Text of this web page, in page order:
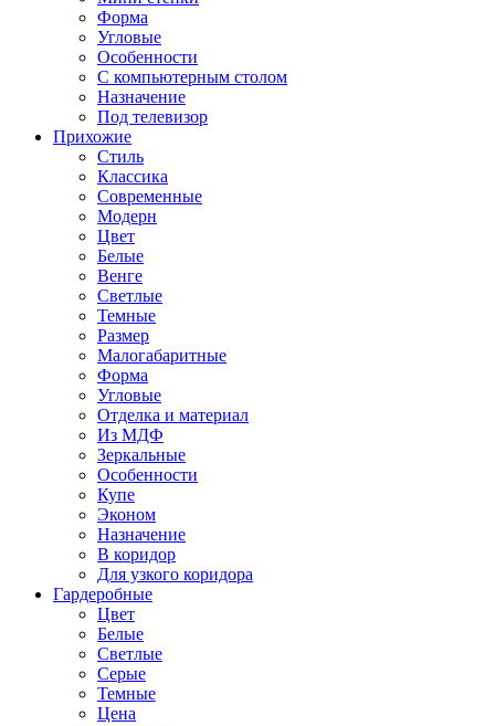
Форма
Угловые
Особенности
С компьютерным столом
Назначение
Под телевизор
Прихожие
Стиль
Классика
Современные
Модерн
Цвет
Белые
Венге
Светлые
Темные
Размер
Малогабаритные
Форма
Угловые
Отделка и материал
Из МДФ
Зеркальные
Особенности
Купе
Эконом
Назначение
В коридор
Для узкого коридора
Гардеробные
Цвет
Белые
Светлые
Серые
Темные
Цена